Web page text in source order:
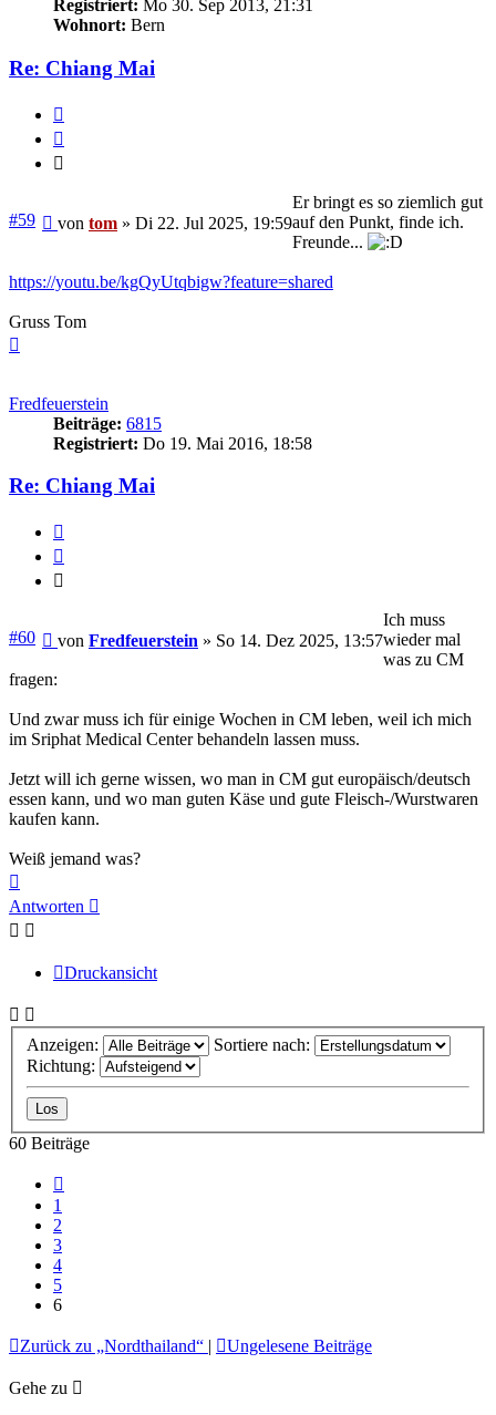
Registriert: Mo 30. Sep 2013, 21:31
Wohnort: Bern
Re: Chiang Mai
#59 Beitrag
von tom » Di 22. Jul 2025, 19:59
Er bringt es so ziemlich gut
auf den Punkt, finde ich.
Freunde...
https://youtu.be/kgQyUtqbigw?feature=shared
Gruss Tom
Fredfeuerstein
Beiträge: 6815
Registriert: Do 19. Mai 2016, 18:58
Re: Chiang Mai
#60 Beitrag
von Fredfeuerstein » So 14. Dez 2025, 13:57
Ich muss
wieder mal
was zu CM
fragen:
Und zwar muss ich für einige Wochen in CM leben, weil ich mich
im Sriphat Medical Center behandeln lassen muss.
Jetzt will ich gerne wissen, wo man in CM gut europäisch/deutsch
essen kann, und wo man guten Käse und gute Fleisch-/Wurstwaren
kaufen kann.
Weiß jemand was?
oben
Antworten
Druckansicht
Anzeigen:
Sortiere nach:
Richtung:
60 Beiträge
1
2
3
4
5
6
Zurück zu „Nordthailand“ | Ungelesene Beiträge
Gehe zu